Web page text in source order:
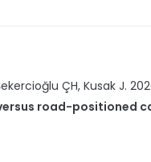
ÇH, Kusak J.
road-positioned